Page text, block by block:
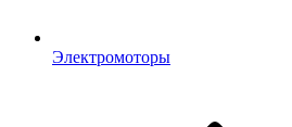
Электромоторы